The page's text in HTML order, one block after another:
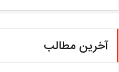
آخرین مطالب